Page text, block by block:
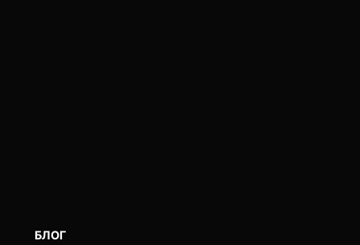
POSTED
БЛОГ